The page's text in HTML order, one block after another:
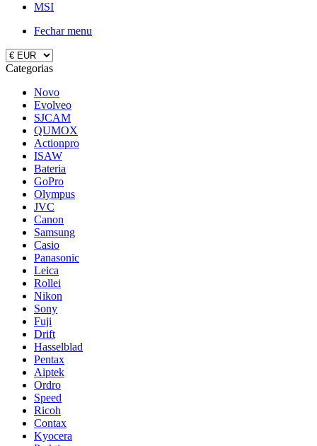
MSI
Fechar menu
Categorias
Novo
Evolveo
SJCAM
QUMOX
Actionpro
ISAW
Bateria
GoPro
Olympus
JVC
Canon
Samsung
Casio
Panasonic
Leica
Rollei
Nikon
Sony
Fuji
Drift
Hasselblad
Pentax
Aiptek
Ordro
Speed
Ricoh
Contax
Kyocera